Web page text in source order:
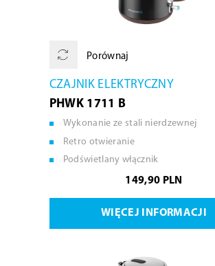
Porównaj
CZAJNIK ELEKTRYCZNY
PHWK 1711 B
Wykonanie ze stali nierdzewnej
Retro otwieranie
Podświetlany włącznik
149,90 PLN
WIĘCEJ INFORMACJI